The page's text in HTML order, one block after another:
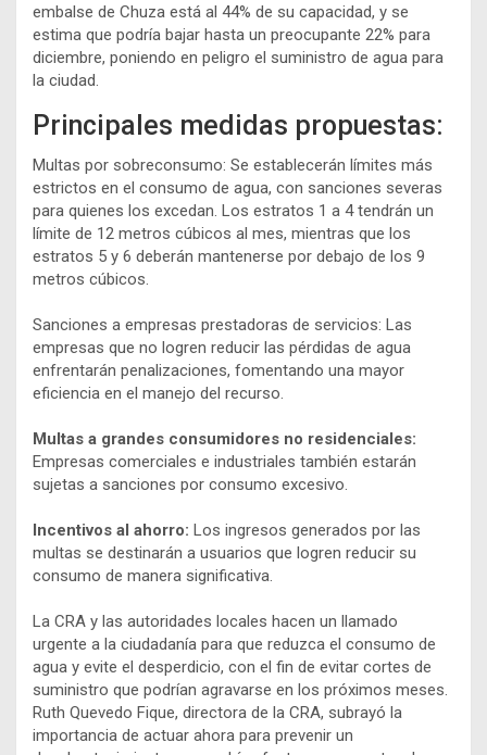
embalse de Chuza está al 44% de su capacidad, y se
estima que podría bajar hasta un preocupante 22% para
diciembre, poniendo en peligro el suministro de agua para
la ciudad.
Principales medidas propuestas:
Multas por sobreconsumo: Se establecerán límites más
estrictos en el consumo de agua, con sanciones severas
para quienes los excedan. Los estratos 1 a 4 tendrán un
límite de 12 metros cúbicos al mes, mientras que los
estratos 5 y 6 deberán mantenerse por debajo de los 9
metros cúbicos.
Sanciones a empresas prestadoras de servicios: Las
empresas que no logren reducir las pérdidas de agua
enfrentarán penalizaciones, fomentando una mayor
eficiencia en el manejo del recurso.
Multas a grandes consumidores no residenciales:
Empresas comerciales e industriales también estarán
sujetas a sanciones por consumo excesivo.
Incentivos al ahorro: Los ingresos generados por las
multas se destinarán a usuarios que logren reducir su
consumo de manera significativa.
La CRA y las autoridades locales hacen un llamado
urgente a la ciudadanía para que reduzca el consumo de
agua y evite el desperdicio, con el fin de evitar cortes de
suministro que podrían agravarse en los próximos meses.
Ruth Quevedo Fique, directora de la CRA, subrayó la
importancia de actuar ahora para prevenir un